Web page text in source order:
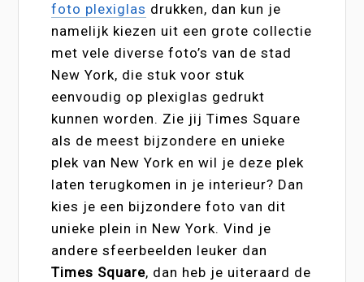
foto plexiglas drukken, dan kun je
namelijk kiezen uit een grote collectie
met vele diverse foto’s van de stad
New York, die stuk voor stuk
eenvoudig op plexiglas gedrukt
kunnen worden. Zie jij Times Square
als de meest bijzondere en unieke
plek van New York en wil je deze plek
laten terugkomen in je interieur? Dan
kies je een bijzondere foto van dit
unieke plein in New York. Vind je
andere sfeerbeelden leuker dan
Times Square, dan heb je uiteraard de